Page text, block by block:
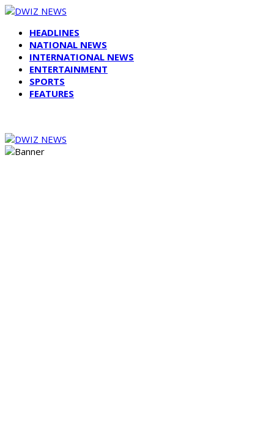
HEADLINES
NATIONAL NEWS
INTERNATIONAL NEWS
ENTERTAINMENT
SPORTS
FEATURES